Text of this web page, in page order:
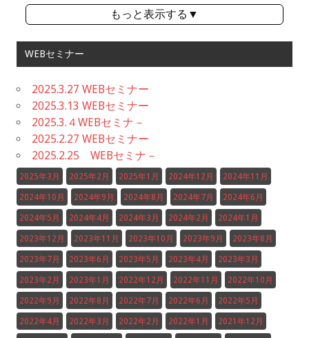
もっと表示する▼
WEBセミナー
2025.3.27 WEBセミナー
2025.3.13 WEBセミナー
2025.3.４WEBセミナ－
2025.2.27 WEBセミナー
2025.2.25 WEBセミナ－
2025年3月 2025年2月 2025年1月 2024年12月 2024年11月
2024年10月 2024年9月 2024年8月 2024年7月 2024年6月
2024年5月 2024年4月 2024年3月 2024年2月 2024年1月
2023年12月 2023年11月 2023年10月 2023年9月 2023年8月
2023年7月 2023年6月 2023年5月 2023年4月 2023年3月
2023年2月 2023年1月 2022年12月 2022年11月 2022年10月
2022年9月 2022年8月 2022年7月 2022年6月 2022年5月
2022年4月 2022年3月 2022年2月 2022年1月 2021年12月